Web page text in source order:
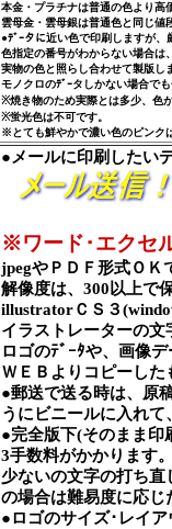
本金・プラチナは普通の色より高
雲母金・雲母銀は普通色と同じ値
●ﾃﾞｰタに近い色で印刷しますが
色指定の番号がわからない場合は
実物の色と照らし合わせて製版し
モノクロのﾃﾞｰタしかない場合で
※焼き物のため実際とは多少、色
※蛍光色は不可です。
※とても鮮やかで濃い色のピンク
●メールに印刷したい
※ワード･エクセ
jpegやＰＤＦ形式ＯＫ
解像度は、300以上で
illustratorＣＳ３
イラストレーターの
ロゴのﾃﾞｰﾀや、画像
ＷＥＢよりコピーし
●郵送で送る時は、原
うにビニールに入れ
●完全版下(そのまま印
3手数料がかかります
少ないの文字の打ち直
の場合は難易度に応じ
●ロゴのサイズ･レイ